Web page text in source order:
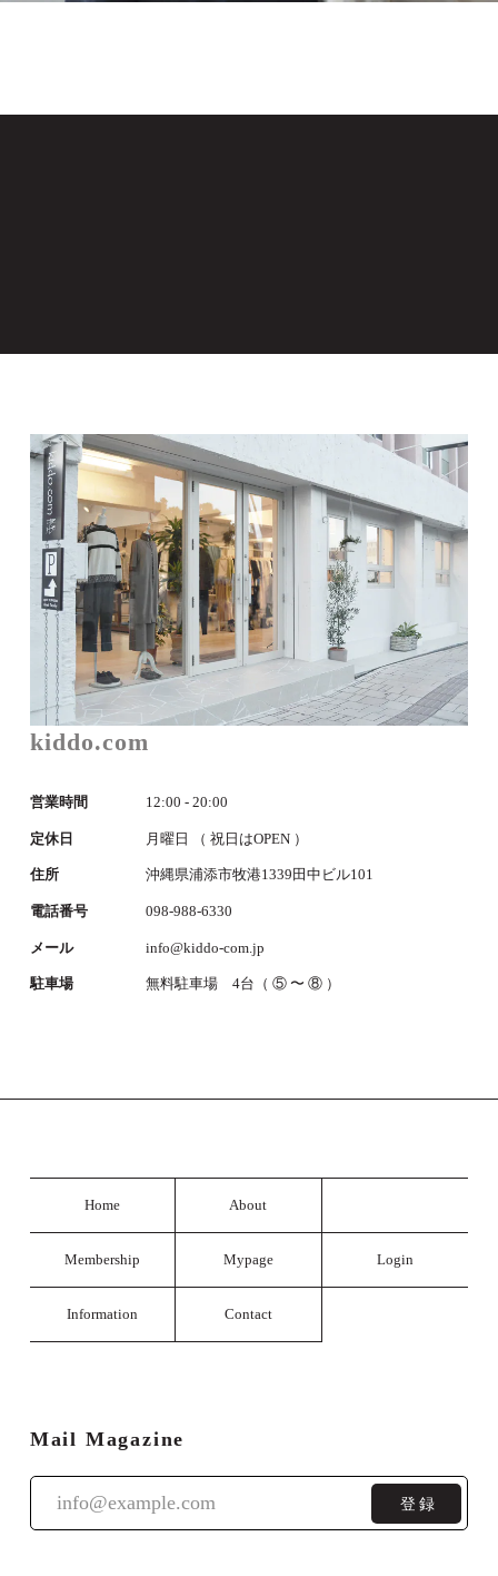
kiddo.com
営業時間 12:00 - 20:00
定休日 月曜日 （ 祝日はOPEN ）
住所 沖縄県浦添市牧港1339田中ビル101
電話番号 098-988-6330
メール info@kiddo-com.jp
駐車場 無料駐車場 4台（ ⑤ 〜 ⑧ ）
Home About
Membership Mypage Login
Information Contact
Mail Magazine
登録